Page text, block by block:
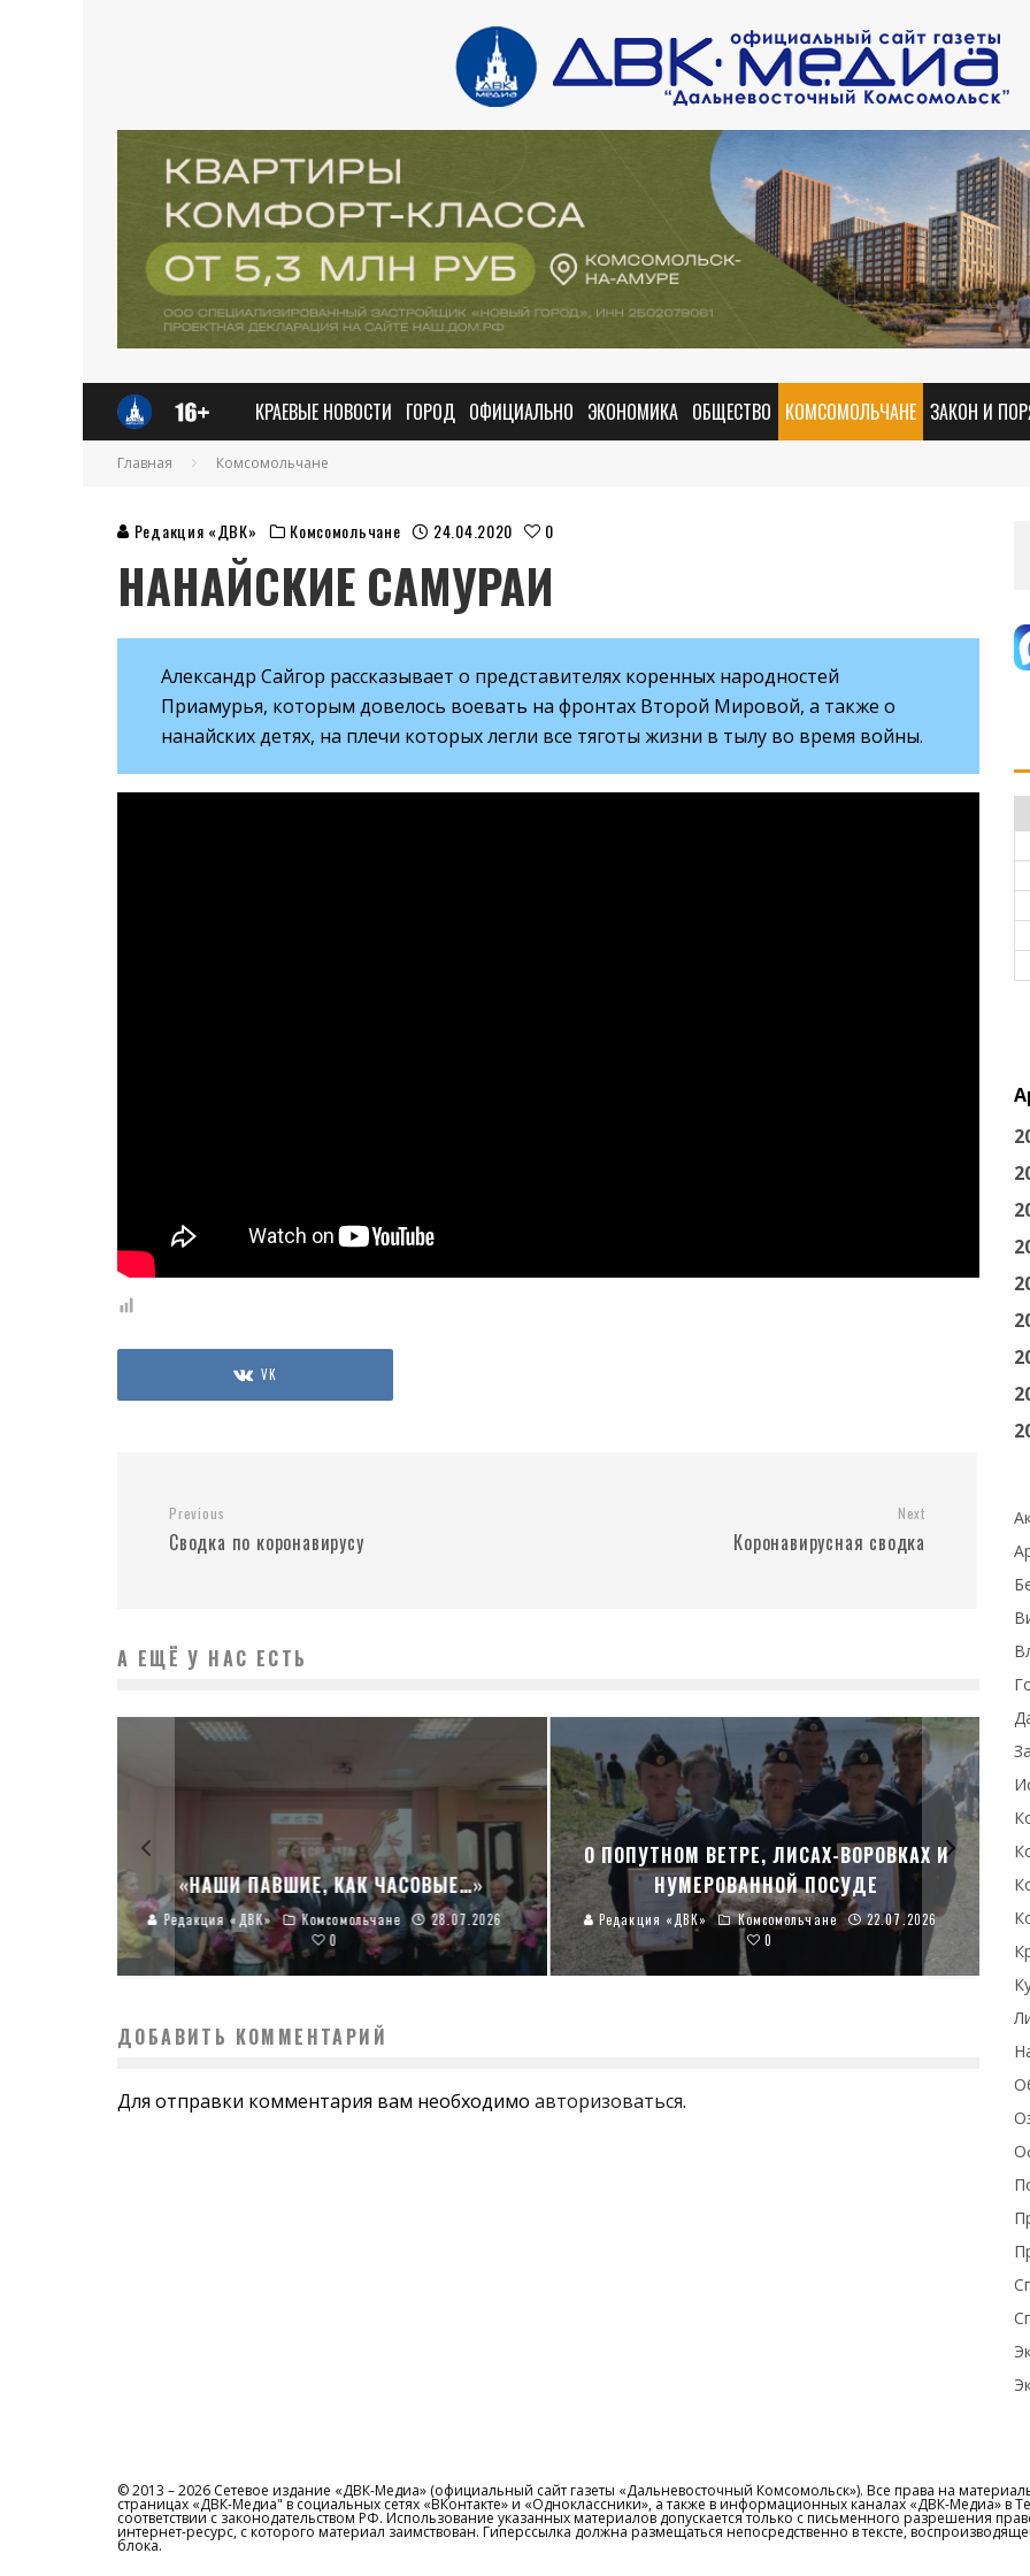
КРАЕВЫЕ НОВОСТИ ГОРОД ОФИЦИАЛЬНО ЭКОНОМИКА ОБЩЕСТВО КОМСОМОЛЬЧАНЕ ЗАКОН И
Главная Комсомольчане
Редакция «ДВК» Комсомольчане 24.04.2020 0
НАНАЙСКИЕ САМУРАИ
Александр Сайгор рассказывает о представителях коренных народностей
Приамурья, которым довелось воевать на фронтах Второй Мировой, а также о
нанайских детях, на плечи которых легли все тяготы жизни в тылу во время войны.
VK
Previous
Сводка по коронавирусу
Next
Коронавирусная сводка
А ЕЩЁ У НАС ЕСТЬ
«НАШИ ПАВШИЕ, КАК ЧАСОВЫЕ…»
Редакция «ДВК» Комсомольчане
28.07.2026
0
О ПОПУТНОМ ВЕТРЕ, ЛИСАХ-ВОРОВКАХ И
НУМЕРОВАННОЙ ПОСУДЕ
Редакция «ДВК» Комсомольчане
22.07.2026
0
ДОБАВИТЬ КОММЕНТАРИЙ
Для отправки комментария вам необходимо авторизоваться.
© 2013 – 2026 Сетевое издание «ДВК-Медиа» (официальный сайт газеты «Дальневосточный Комсомольск»). Все права на
страницах «ДВК-Медиа" в социальных сетях «ВКонтакте» и «Одноклассники», а также в информационных каналах «ДВК-Медиа» в
соответствии с законодательством РФ. Использование указанных материалов допускается только с письменного разрешения
интернет-ресурс, с которого материал заимствован. Гиперссылка должна размещаться непосредственно в тексте,
блока.